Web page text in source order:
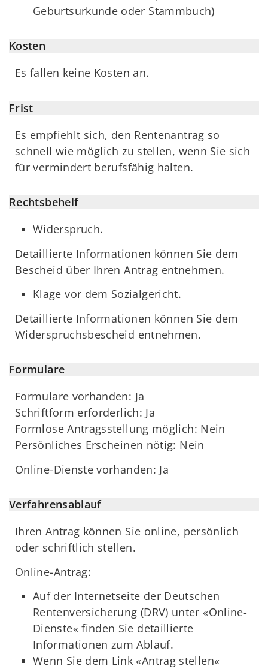
Geburtsurkunde oder Stammbuch)
Kosten
Es fallen keine Kosten an.
Frist
Es empfiehlt sich, den Rentenantrag so
schnell wie möglich zu stellen, wenn Sie sich
für vermindert berufsfähig halten.
Rechtsbehelf
Widerspruch.
Detaillierte Informationen können Sie dem
Bescheid über Ihren Antrag entnehmen.
Klage vor dem Sozialgericht.
Detaillierte Informationen können Sie dem
Widerspruchsbescheid entnehmen.
Formulare
Formulare vorhanden: Ja
Schriftform erforderlich: Ja
Formlose Antragsstellung möglich: Nein
Persönliches Erscheinen nötig: Nein
Online-Dienste vorhanden: Ja
Verfahrensablauf
Ihren Antrag können Sie online, persönlich
oder schriftlich stellen.
Online-Antrag:
Auf der Internetseite der Deutschen
Rentenversicherung (DRV) unter «Online-
Dienste« finden Sie detaillierte
Informationen zum Ablauf.
Wenn Sie dem Link «Antrag stellen«